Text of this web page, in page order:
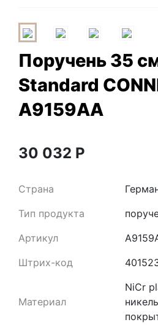
Поручень 35
Standard
A9159AA
30 032 Р
Страна
Тип продукта
Артикул
Штрих-код
Материал
NiCr